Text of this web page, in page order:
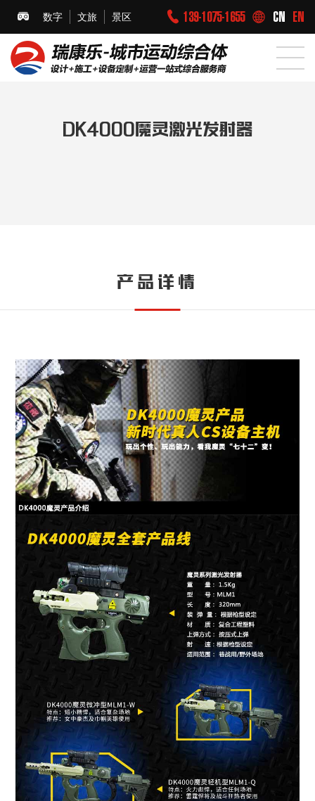
数字 文旅 景区 139-1075-1655 CN EN
DK4000魔灵激光发射器
产品详情